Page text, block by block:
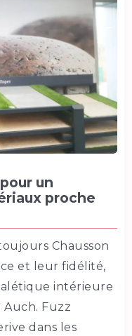
un
proche
Chausson
et leur fidélité,
intérieure
Auch. Fuzz
dans les